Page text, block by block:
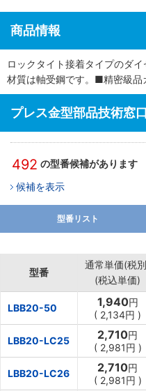
商品情報
ロックタイト接着タイプのダ
材質は軸受鋼です。■精密級品
プレス金型部品技術窓口
492 の型番候補があります
候補を表示
型番リスト
型番
通常単価(税
(税込単価)
LBB20-50 1,940円
( 2,134円 )
LBB20-LC25 2,710円
( 2,981円 )
LBB20-LC26 2,710円
( 2,981円 )